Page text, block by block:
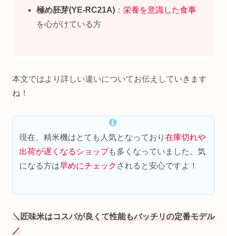
極め胚芽(YE‑RC21A) ：栄養を意識した食事
を心がけている方
本文ではより詳しい違いについてお伝えしていきます
ね！
現在、精米機はとても人気となっており在庫切れや
出荷が遅くなるショップも多くなっていました。気
になる方は早めにチェック されると安心ですよ！
＼匠味米はコスパが良くて性能もバッチリの定番モデル
／